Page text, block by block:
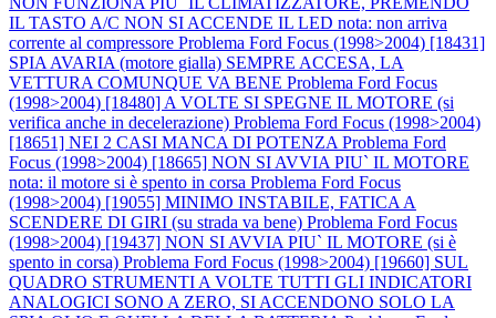
IL TASTO A/C NON SI ACCENDE IL LED nota: non arriva
corrente al compressore Problema Ford Focus (1998>2004) [18431]
SPIA AVARIA (motore gialla) SEMPRE ACCESA, LA
VETTURA COMUNQUE VA BENE Problema Ford Focus
(1998>2004) [18480] A VOLTE SI SPEGNE IL MOTORE (si
verifica anche in decelerazione) Problema Ford Focus (1998>2004)
[18651] NEI 2 CASI MANCA DI POTENZA Problema Ford
Focus (1998>2004) [18665] NON SI AVVIA PIU` IL MOTORE
nota: il motore si è spento in corsa Problema Ford Focus
(1998>2004) [19055] MINIMO INSTABILE, FATICA A
SCENDERE DI GIRI (su strada va bene) Problema Ford Focus
(1998>2004) [19437] NON SI AVVIA PIU` IL MOTORE (si è
spento in corsa) Problema Ford Focus (1998>2004) [19660] SUL
QUADRO STRUMENTI A VOLTE TUTTI GLI INDICATORI
ANALOGICI SONO A ZERO, SI ACCENDONO SOLO LA